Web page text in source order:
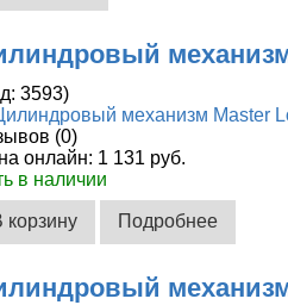
3593)
(0)
онлайн: 1 131 руб.
в наличии
корзину Подробнее